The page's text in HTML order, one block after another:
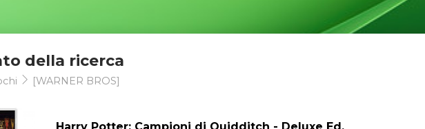
della ricerca
[WARNER BROS]